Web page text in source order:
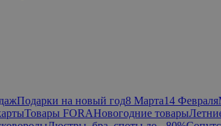
Подарки на новый год8 Марта14 Февраля
Товары FORAНовогодние товары